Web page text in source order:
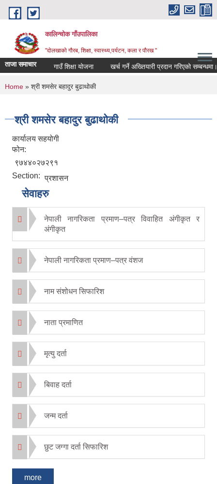
Skip to main content
कालिन्चोक गाँउपालिका
"दोलखाको गौरब, शिक्षा, स्वास्थ्य,पर्यटन, कला र पौरख "
ताजा समाचार गाउँ शिक्षा योजना खर्च गर्ने अख्तियारी प्रदान गरिएको सम्बन्धमा।
You are here
Home » श्री शमसेर बहादुर बुढाथोकी
श्री शमसेर बहादुर बुढाथोकी
कार्यालय सहयोगी
फोन:
९७४४०२७२९१
Section: प्रशासन
सेवाहरु
नेपाली नागरिकता प्रमाण–पत्र विवाहित अंगीकृत र
अंगीकृत
नेपाली नागरिकता प्रमाण–पत्र वंशज
नाम संशोधन सिफारिश
नाता प्रमाणित
मृत्यु दर्ता
बिवाह दर्ता
जन्म दर्ता
छुट जग्गा दर्ता सिफारिश
more